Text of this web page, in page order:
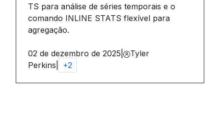
TS para análise de séries temporais e o
comando INLINE STATS flexível para
agregação.
02 de dezembro de 2025
Tyler
Perkins
+2